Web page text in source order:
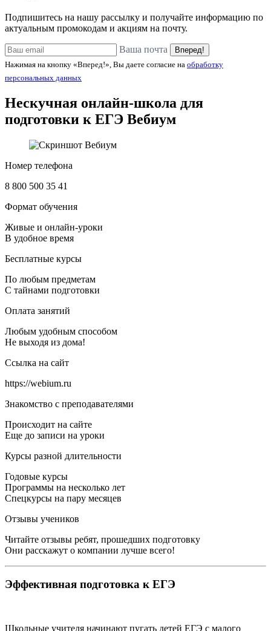
Подпишитесь на нашу рассылку и получайте информацию по
актуальным промокодам и акциям на почту.
Ваша почта
Вперед!
Нажимая на кнопку «Вперед!», Вы даете согласие на обработку
персональных данных
Нескучная онлайн-школа для
подготовки к ЕГЭ Вебиум
Номер телефона
8 800 500 35 41
Формат обучения
Живые и онлайн-уроки
В удобное время
Бесплатные курсы
По любым предметам
С тайнами подготовки
Оплата занятий
Любым удобным способом
Не выходя из дома!
Ссылка на сайт
https://webium.ru
Знакомство с преподавателями
Происходит на сайте
Еще до записи на уроки
Курсы разной длительности
Годовые курсы
Программы на несколько лет
Спецкурсы на пару месяцев
Отзывы учеников
Читайте отзывы ребят, прошедших подготовку
Они расскажут о компании лучше всего!
Эффективная подготовка к ЕГЭ
Школьные учителя начинают пугать детей ЕГЭ с малого